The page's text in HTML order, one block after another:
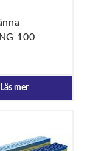
100
segjärn
Läs mer